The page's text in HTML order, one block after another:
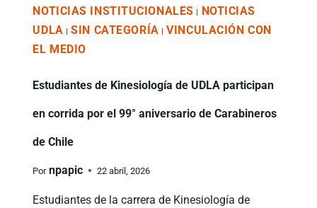
NOTICIAS INSTITUCIONALES | NOTICIAS
UDLA |SIN CATEGORÍA | VINCULACIÓN CON
EL MEDIO
Estudiantes de Kinesiología de UDLA participan
en corrida por el 99° aniversario de Carabineros
de Chile
Por npapic 22 abril, 2026
Estudiantes de la carrera de Kinesiología de